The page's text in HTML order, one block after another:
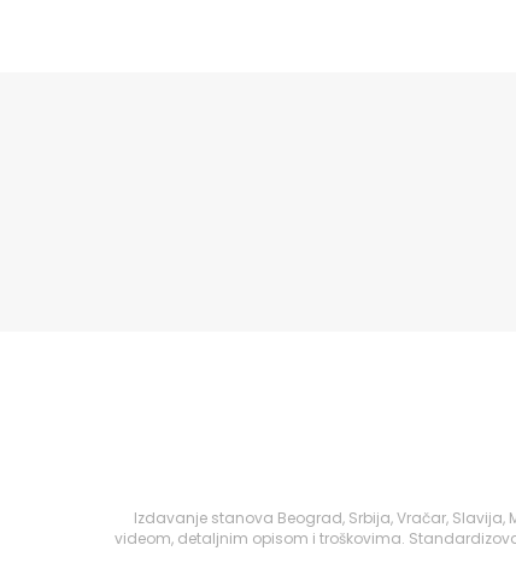
Izdavanje stanova Beograd, Srbija, Vračar, Slavija,
videom, detaljnim opisom i troškovima.